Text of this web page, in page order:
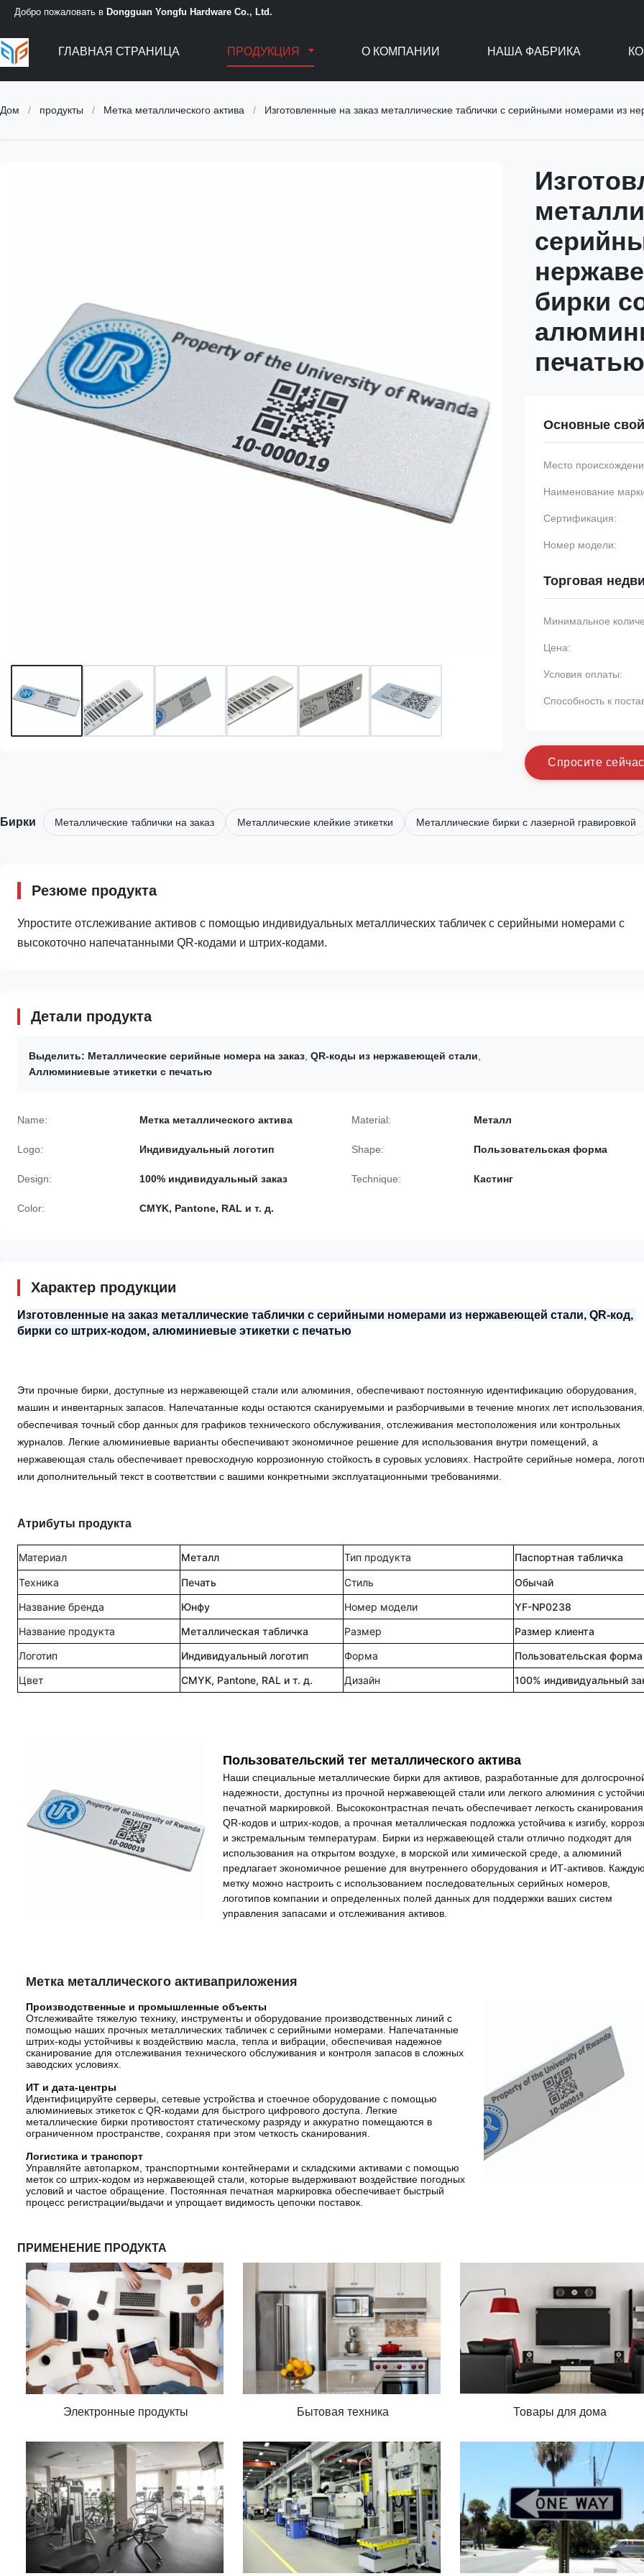
Добро пожаловать в Dongguan Yongfu Hardware Co., Ltd.
ГЛАВНАЯ СТРАНИЦА ПРОДУКЦИЯ О КОМПАНИИ НАША ФАБРИКА
Дом / продукты / Метка металлического актива / Изготовленные на заказ металлические таблички с серийными номерами из
бирки
печатью
Основные
Место
Наименование
Сертификация:
Номер модели:
Торговая
Минимальное
Цена:
Условия оплаты:
Способность к
Спросите сейчас
Бирки Металлические таблички на заказ Металлические клейкие этикетки Металлические бирки с лазерной гравировкой
Резюме продукта
Упростите отслеживание активов с помощью индивидуальных металлических табличек с серийными номерами с
высокоточно напечатанными QR-кодами и штрих-кодами.
Детали продукта
Выделить: Металлические серийные номера на заказ QR-коды из нержавеющей стали
Аллюминиевые этикетки с печатью
Name: Метка металлического актива Material: Металл
Logo: Индивидуальный логотип Shape: Пользовательская форма
Design: 100% индивидуальный заказ Technique: Кастинг
Color: CMYK, Pantone, RAL и т. д.
Характер продукции
Изготовленные на заказ металлические таблички с серийными номерами из нержавеющей стали, QR-код,
бирки со штрих-кодом, алюминиевые этикетки с печатью
Эти прочные бирки, доступные из нержавеющей стали или алюминия, обеспечивают постоянную идентификацию оборудования,
машин и инвентарных запасов. Напечатанные коды остаются сканируемыми и разборчивыми в течение многих лет использования,
обеспечивая точный сбор данных для графиков технического обслуживания, отслеживания местоположения или контрольных
журналов. Легкие алюминиевые варианты обеспечивают экономичное решение для использования внутри помещений, а
нержавеющая сталь обеспечивает превосходную коррозионную стойкость в суровых условиях. Настройте серийные номера,
или дополнительный текст в соответствии с вашими конкретными эксплуатационными требованиями.
Атрибуты продукта
Материал Металл Тип продукта Паспортная табличка
Техника Печать Стиль
Обычай
Название бренда
Юнфу Номер модели
YF-NP0238
Название продукта
Металлическая табличка Размер
Размер клиента
Логотип
Индивидуальный логотип Форма
Пользовательская форма
Цвет
CMYK, Pantone, RAL и т. д. Дизайн 100% индивидуальный
Пользовательский тег металлического актива
Наши специальные металлические бирки для активов, разработанные для
надежности, доступны из прочной нержавеющей стали или легкого алюминия с
печатной маркировкой. Высококонтрастная печать обеспечивает легкость сканирования
QR-кодов и штрих-кодов, а прочная металлическая подложка устойчива к изгибу,
и экстремальным температурам. Бирки из нержавеющей стали отлично подходят для
использования на открытом воздухе, в морской или химической среде, а алюминий
предлагает экономичное решение для внутреннего оборудования и ИТ-активов. Каждую
метку можно настроить с использованием последовательных серийных номеров,
логотипов компании и определенных полей данных для поддержки ваших систем
управления запасами и отслеживания активов.
Метка металлического активаприложения
Производственные и промышленные объекты
Отслеживайте тяжелую технику, инструменты и оборудование производственных линий с
помощью наших прочных металлических табличек с серийными номерами. Напечатанные
штрих-коды устойчивы к воздействию масла, тепла и вибрации, обеспечивая надежное
сканирование для отслеживания технического обслуживания и контроля запасов в сложных
заводских условиях.
ИТ и дата-центры
Идентифицируйте серверы, сетевые устройства и стоечное оборудование с помощью
алюминиевых этикеток с QR-кодами для быстрого цифрового доступа. Легкие
металлические бирки противостоят статическому разряду и аккуратно помещаются в
ограниченном пространстве, сохраняя при этом четкость сканирования.
Логистика и транспорт
Управляйте автопарком, транспортными контейнерами и складскими активами с помощью
меток со штрих-кодом из нержавеющей стали, которые выдерживают воздействие погодных
условий и частое обращение. Постоянная печатная маркировка обеспечивает быстрый
процесс регистрации/выдачи и упрощает видимость цепочки поставок.
ПРИМЕНЕНИЕ ПРОДУКТА
Электронные продукты Бытовая техника Товары для дома